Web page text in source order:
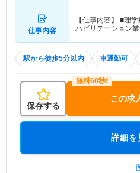
仕事内容
【仕事内容】 ■理
ハビリテーション
駅から徒歩5分以内 車通勤可
保存する
この求
詳細を